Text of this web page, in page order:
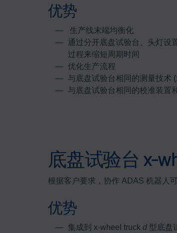
优势
生产线末端均衡化
通过分开底盘试验台、头灯设
过程来缩短周期时间
优化生产流程
与底盘试验台相同的测量技术
与底盘试验台相同的校准装置
底盘试验台 x-
根据客户要求，协作 ADAS 机器人
优势
集成到 x-wheel truck d 型底盘